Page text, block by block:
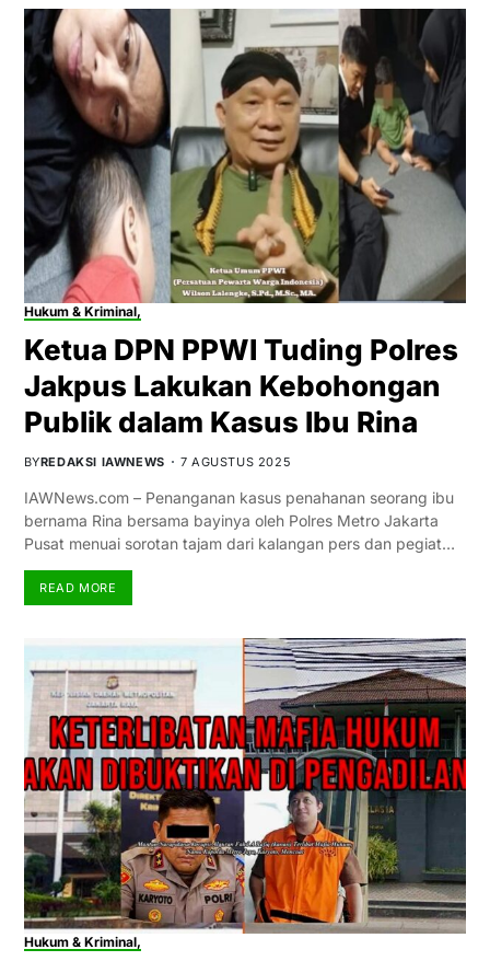
Hukum & Kriminal,
Ketua DPN PPWI Tuding Polres
Jakpus Lakukan Kebohongan
Publik dalam Kasus Ibu Rina
BYREDAKSI IAWNEWS 7 AGUSTUS 2025
IAWNews.com – Penanganan kasus penahanan seorang ibu
bernama Rina bersama bayinya oleh Polres Metro Jakarta
Pusat menuai sorotan tajam dari kalangan pers dan pegiat…
READ MORE
Hukum & Kriminal,